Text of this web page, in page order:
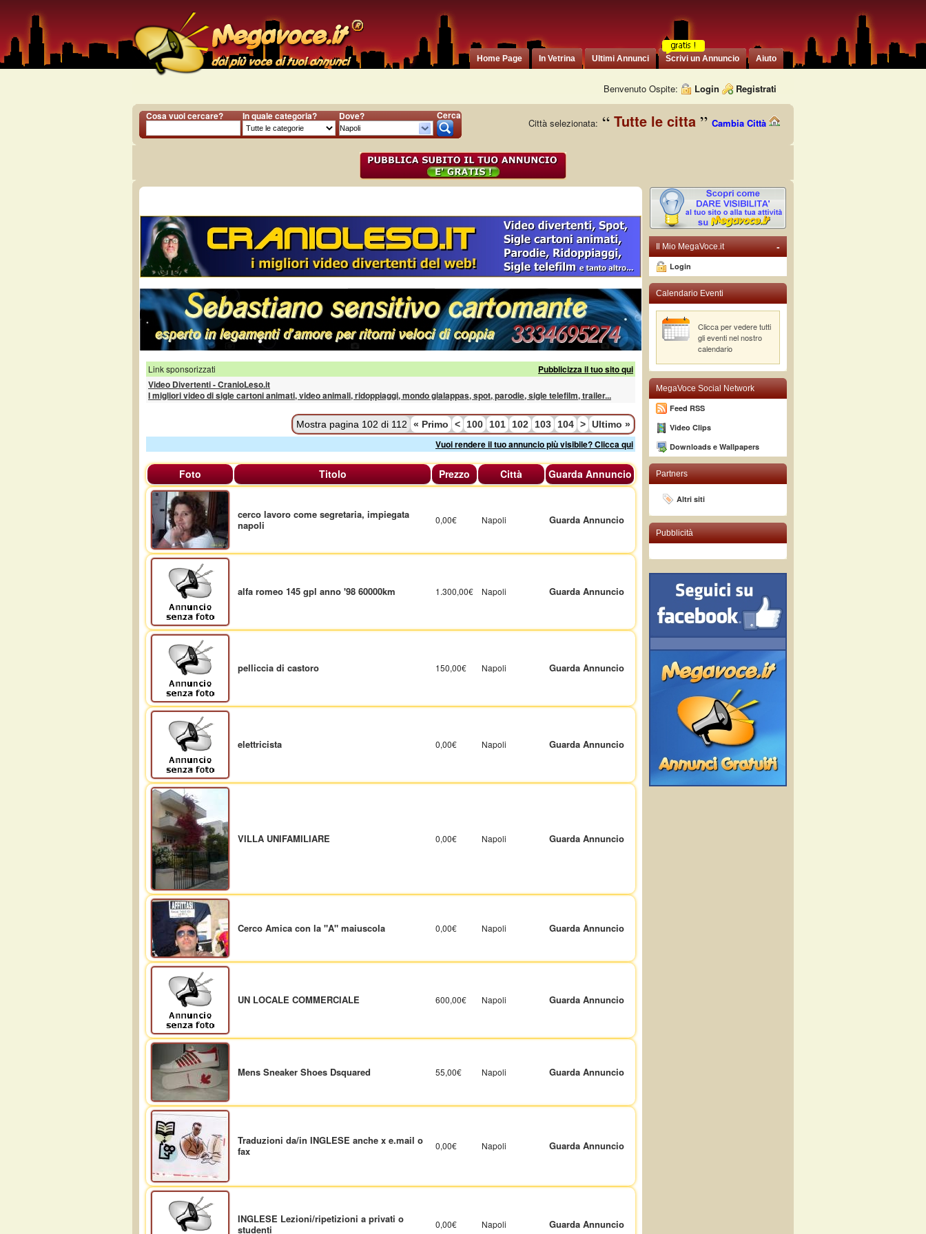
Home Page In Vetrina Ultimi Annunci Scrivi un Annuncio Aiuto
Benvenuto Ospite: Login Registrati
Cosa vuoi cercare? In quale categoria? Dove? Cerca
Città selezionata: Tutte le citta Cambia Città
Link sponsorizzati
Pubblicizza il tuo sito qui
Video Divertenti - CranioLeso.it
I migliori video di sigle cartoni animati, video animali, ridoppiaggi, mondo gialappas, spot, parodie, sigle telefilm, trailer...
Mostra pagina 102 di 112 « Primo < 100 101 102 103 104 > Ultimo »
Vuoi rendere il tuo annuncio più visibile? Clicca qui
Foto Titolo Prezzo Città Guarda Annuncio
cerco lavoro come segretaria, impiegata
napoli
0,00€ Napoli Guarda Annuncio
alfa romeo 145 gpl anno '98 60000km 1.300,00€ Napoli Guarda Annuncio
pelliccia di castoro 150,00€ Napoli Guarda Annuncio
elettricista 0,00€ Napoli Guarda Annuncio
VILLA UNIFAMILIARE 0,00€ Napoli Guarda Annuncio
Cerco Amica con la "A" maiuscola 0,00€ Napoli Guarda Annuncio
UN LOCALE COMMERCIALE 600,00€ Napoli Guarda Annuncio
Mens Sneaker Shoes Dsquared 55,00€ Napoli Guarda Annuncio
Traduzioni da/in INGLESE anche x e.mail o
fax
0,00€ Napoli Guarda Annuncio
INGLESE Lezioni/ripetizioni a privati o
studenti
0,00€ Napoli Guarda Annuncio
-
Il Mio MegaVoce.it
Login
Calendario Eventi
Clicca per vedere tutti
gli eventi nel nostro
calendario
MegaVoce Social Network
Feed RSS
Video Clips
Downloads e Wallpapers
Partners
Altri siti
Pubblicità